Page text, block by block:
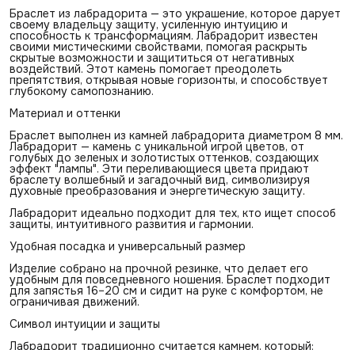
Браслет из лабрадорита — это украшение, которое дарует
своему владельцу защиту, усиленную интуицию и
способность к трансформациям. Лабрадорит известен
своими мистическими свойствами, помогая раскрыть
скрытые возможности и защититься от негативных
воздействий. Этот камень помогает преодолеть
препятствия, открывая новые горизонты, и способствует
глубокому самопознанию.
Материал и оттенки
Браслет выполнен из камней лабрадорита диаметром 8 мм.
Лабрадорит — камень с уникальной игрой цветов, от
голубых до зеленых и золотистых оттенков, создающих
эффект "лампы". Эти переливающиеся цвета придают
браслету волшебный и загадочный вид, символизируя
духовные преобразования и энергетическую защиту.
Лабрадорит идеально подходит для тех, кто ищет способ
защиты, интуитивного развития и гармонии.
Удобная посадка и универсальный размер
Изделие собрано на прочной резинке, что делает его
удобным для повседневного ношения. Браслет подходит
для запястья 16–20 см и сидит на руке с комфортом, не
ограничивая движений.
Символ интуиции и защиты
Лабрадорит традиционно считается камнем, который: